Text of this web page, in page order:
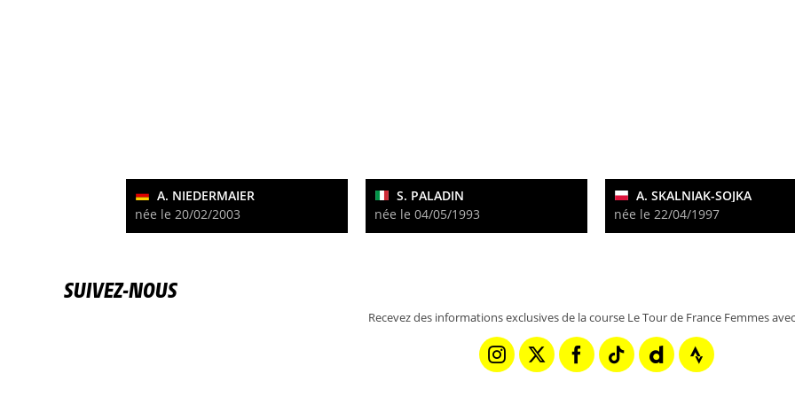
A. NIEDERMAIER
née le 20/02/2003
S. PALADIN
née le 04/05/1993
A. SKALNIAK-SOJKA
née le 22/04/1997
SUIVEZ-NOUS
Recevez des informations exclusives de la course Le Tour de France Femmes